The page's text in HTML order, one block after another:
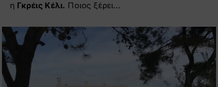
η Γκρέις Κέλι. Ποιος ξέρει…